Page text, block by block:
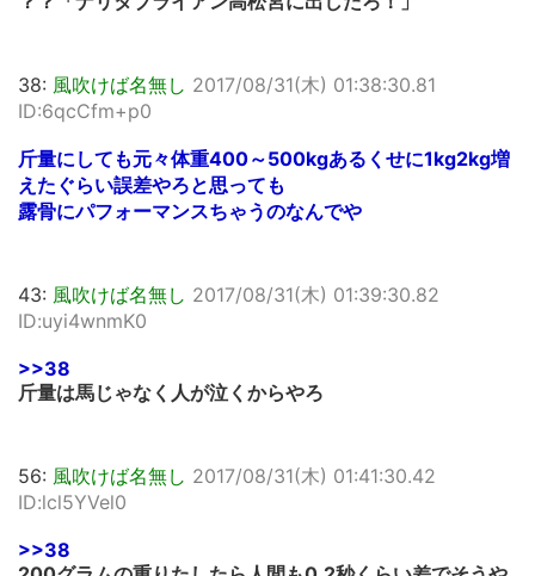
38: 風吹けば名無し 2017/08/31(木) 01:38:30.81
ID:6qcCfm+p0
斤量にしても元々体重400～500kgあるくせに1kg2kg増
えたぐらい誤差やろと思っても
露骨にパフォーマンスちゃうのなんでや
43: 風吹けば名無し 2017/08/31(木) 01:39:30.82
ID:uyi4wnmK0
>>38
斤量は馬じゃなく人が泣くからやろ
56: 風吹けば名無し 2017/08/31(木) 01:41:30.42
ID:lcl5YVel0
>>38